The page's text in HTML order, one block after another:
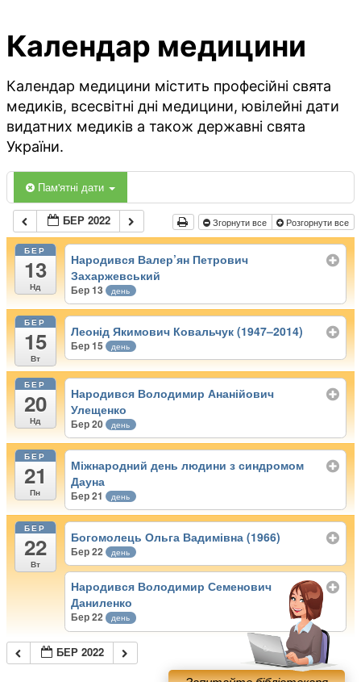
Календар медицини
Календар медицини містить професійні свята
медиків, всесвітні дні медицини, ювілейні дати
видатних медиків а також державні свята
України.
Пам'ятні дати
БЕР 2022 Згорнути все Розгорнути все
БЕР
13
Нд
Народився Валер’ян Петрович
Захаржевський
Бер 13 день
БЕР
15
Вт
Леонід Якимович Ковальчук (1947–2014)
Бер 15 день
БЕР
20
Нд
Народився Володимир Ананійович
Улещенко
Бер 20 день
БЕР
21
Пн
Міжнародний день людини з синдромом
Дауна
Бер 21 день
БЕР
22
Вт
Богомолець Ольга Вадимівна (1966)
Бер 22 день
Народився Володимир Семенович
Даниленко
Бер 22 день
БЕР 2022